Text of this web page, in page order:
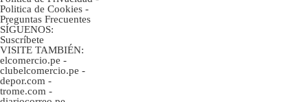
Politica de Cookies -
Preguntas Frecuentes
SÍGUENOS:
Suscríbete
VISITE TAMBIÉN:
elcomercio.pe -
clubelcomercio.pe -
depor.com -
trome.com -